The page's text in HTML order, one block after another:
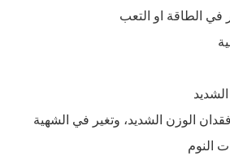
الطاقة او التعب
الوزن الشديد، وتغير في الشهية
النوم